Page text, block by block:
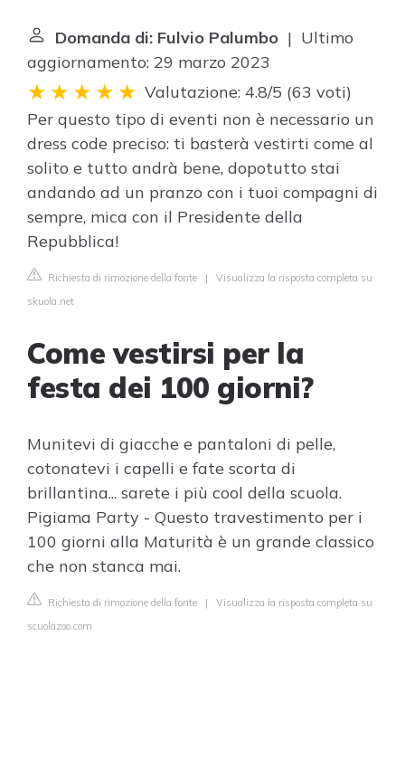
Domanda di: Fulvio Palumbo | Ultimo
aggiornamento: 29 marzo 2023
Valutazione: 4.8/5 (63 voti)
Per questo tipo di eventi non è necessario un
dress code preciso: ti basterà vestirti come al
solito e tutto andrà bene, dopotutto stai
andando ad un pranzo con i tuoi compagni di
sempre, mica con il Presidente della
Repubblica!
Richiesta di rimozione della fonte | Visualizza la risposta completa su
skuola.net
Come vestirsi per la
festa dei 100 giorni?
Munitevi di giacche e pantaloni di pelle,
cotonatevi i capelli e fate scorta di
brillantina... sarete i più cool della scuola.
Pigiama Party - Questo travestimento per i
100 giorni alla Maturità è un grande classico
che non stanca mai.
Richiesta di rimozione della fonte | Visualizza la risposta completa su
scuolazoo.com